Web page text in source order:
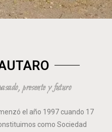
presente y futuro
el año 1997 cuando 17
como Sociedad